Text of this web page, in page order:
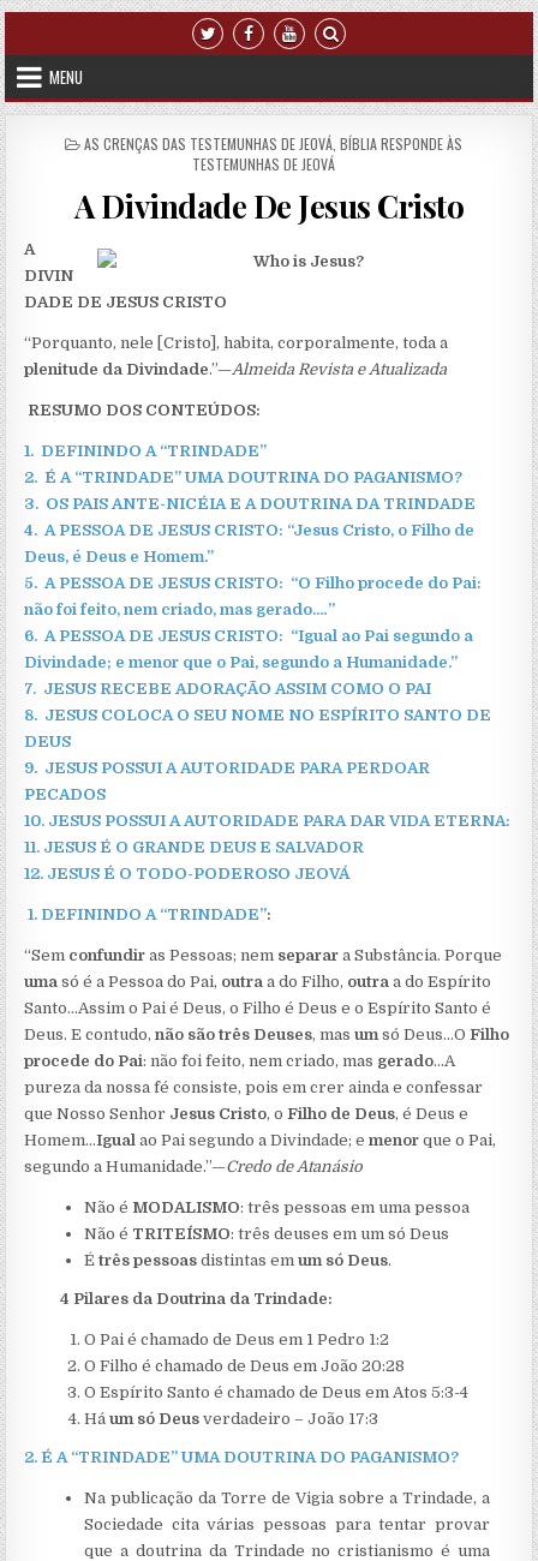
Skip to content
MENU
POSTED IN
AS CRENÇAS DAS TESTEMUNHAS DE JEOVÁ, BÍBLIA RESPONDE ÀS
TESTEMUNHAS DE JEOVÁ
A Divindade De Jesus Cristo
A
DIVIN
DADE DE JESUS CRISTO
“Porquanto, nele [Cristo], habita, corporalmente, toda a
plenitude da Divindade.”—Almeida Revista e Atualizada
RESUMO DOS CONTEÚDOS:
1. DEFININDO A “TRINDADE”
2.É A “TRINDADE” UMA DOUTRINA DO PAGANISMO?
3. OS PAIS ANTE-NICÉIA E A DOUTRINA DA TRINDADE
4.A PESSOA DE JESUS CRISTO: “Jesus Cristo, o Filho de
Deus, é Deus e Homem.”
5.A PESSOA DE JESUS CRISTO: “O Filho procede do Pai:
não foi feito, nem criado, mas gerado.…”
6.A PESSOA DE JESUS CRISTO: “Igual ao Pai segundo a
Divindade; e menor que o Pai, segundo a Humanidade.”
7. JESUS RECEBE ADORAÇÃO ASSIM COMO O PAI
8. JESUS COLOCA O SEU NOME NO ESPÍRITO SANTO DE
DEUS
9. JESUS POSSUI A AUTORIDADE PARA PERDOAR
PECADOS
10. JESUS POSSUI A AUTORIDADE PARA DAR VIDA ETERNA:
11. JESUS É O GRANDE DEUS E SALVADOR
12. JESUS É O TODO-PODEROSO JEOVÁ
1. DEFININDO A “TRINDADE”:
“Sem confundir as Pessoas; nem separar a Substância. Porque
uma só é a Pessoa do Pai, outra a do Filho, outra a do Espírito
Santo…Assim o Pai é Deus, o Filho é Deus e o Espírito Santo é
Deus. E contudo,não são três Deuses, masumsó Deus…OFilho
procede do Pai: não foi feito, nem criado, mas gerado…A
pureza da nossa fé consiste, pois em crer ainda e confessar
que Nosso Senhor Jesus Cristo, oFilho de Deus, é Deus e
Homem…Igual ao Pai segundo a Divindade; emenor que o Pai,
segundo a Humanidade.”—Credo de Atanásio
Não é MODALISMO: três pessoas em uma pessoa
Não é TRITEÍSMO: três deuses em um só Deus
Étrês pessoas distintas emum só Deus.
4 Pilares da Doutrina da Trindade:
O Pai é chamado de Deus em 1 Pedro 1:2
O Filho é chamado de Deus em João 20:28
O Espírito Santo é chamado de Deus em Atos 5:3-4
Háum só Deus verdadeiro – João 17:3
2.É A “TRINDADE” UMA DOUTRINA DO PAGANISMO?
Na publicação da Torre de Vigia sobre a Trindade, a
Sociedade cita várias pessoas para tentar provar
que a doutrina da Trindade no cristianismo é uma